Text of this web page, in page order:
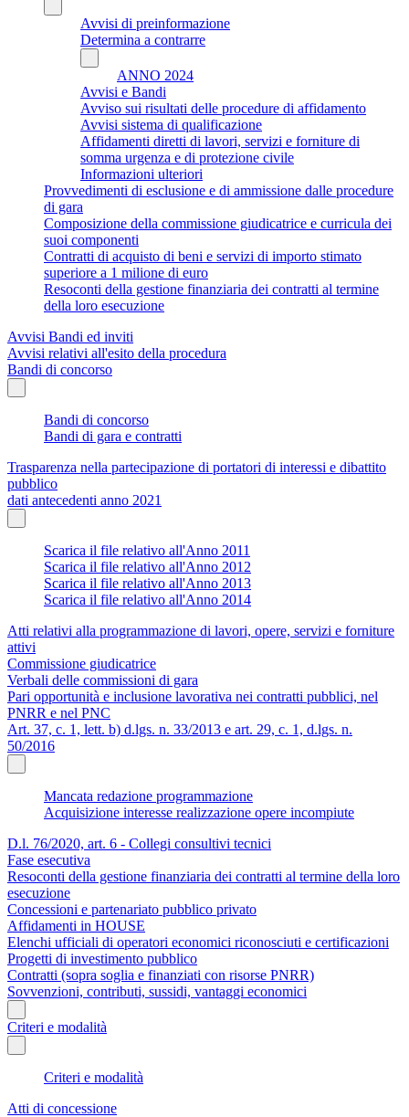
Avvisi di preinformazione
Determina a contrarre
ANNO 2024
Avvisi e Bandi
Avviso sui risultati delle procedure di affidamento
Avvisi sistema di qualificazione
Affidamenti diretti di lavori, servizi e forniture di
somma urgenza e di protezione civile
Informazioni ulteriori
Provvedimenti di esclusione e di ammissione dalle procedure
di gara
Composizione della commissione giudicatrice e curricula dei
suoi componenti
Contratti di acquisto di beni e servizi di importo stimato
superiore a 1 milione di euro
Resoconti della gestione finanziaria dei contratti al termine
della loro esecuzione
Avvisi Bandi ed inviti
Avvisi relativi all'esito della procedura
Bandi di concorso
Bandi di concorso
Bandi di gara e contratti
Trasparenza nella partecipazione di portatori di interessi e dibattito
pubblico
dati antecedenti anno 2021
Scarica il file relativo all'Anno 2011
Scarica il file relativo all'Anno 2012
Scarica il file relativo all'Anno 2013
Scarica il file relativo all'Anno 2014
Atti relativi alla programmazione di lavori, opere, servizi e forniture
attivi
Commissione giudicatrice
Verbali delle commissioni di gara
Pari opportunità e inclusione lavorativa nei contratti pubblici, nel
PNRR e nel PNC
Art. 37, c. 1, lett. b) d.lgs. n. 33/2013 e art. 29, c. 1, d.lgs. n.
50/2016
Mancata redazione programmazione
Acquisizione interesse realizzazione opere incompiute
D.l. 76/2020, art. 6 - Collegi consultivi tecnici
Fase esecutiva
Resoconti della gestione finanziaria dei contratti al termine della loro
esecuzione
Concessioni e partenariato pubblico privato
Affidamenti in HOUSE
Elenchi ufficiali di operatori economici riconosciuti e certificazioni
Progetti di investimento pubblico
Contratti (sopra soglia e finanziati con risorse PNRR)
Sovvenzioni, contributi, sussidi, vantaggi economici
Criteri e modalità
Criteri e modalità
Atti di concessione